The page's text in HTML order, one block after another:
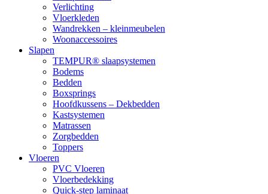
Verlichting
Vloerkleden
Wandrekken – kleinmeubelen
Woonaccessoires
Slapen
TEMPUR® slaapsystemen
Bodems
Bedden
Boxsprings
Hoofdkussens – Dekbedden
Kastsystemen
Matrassen
Zorgbedden
Toppers
Vloeren
PVC Vloeren
Vloerbedekking
Quick-step laminaat